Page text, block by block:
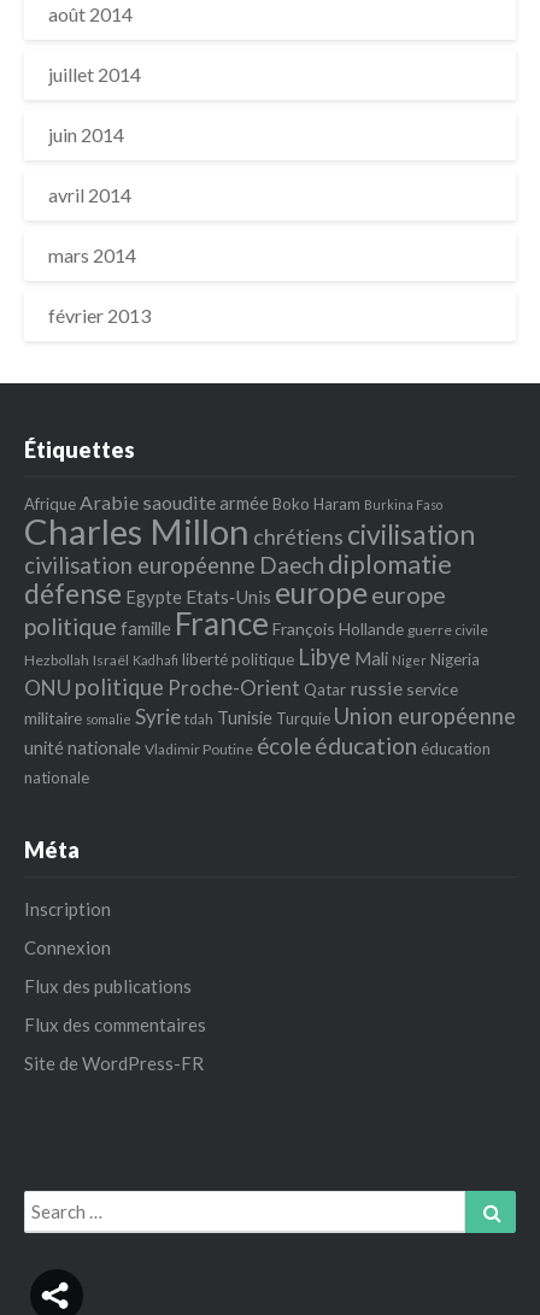
août 2014
juillet 2014
juin 2014
avril 2014
mars 2014
février 2013
Étiquettes
Afrique Arabie saoudite armée Boko Haram Burkina Faso
Charles Millon chrétiens civilisation
civilisation européenne Daech diplomatie
défense Egypte Etats‐Unis europeeurope
politique famille France François Hollande guerre civile
Hezbollah Israël Kadhafi liberté politique Libye Mali Niger Nigeria
ONU politique Proche-Orient Qatar russie service
militaire somalie Syrie tdah Tunisie Turquie Union européenne
unité nationale Vladimir Poutine écoleéducation éducation
nationale
Méta
Inscription
Connexion
Flux des publications
Flux des commentaires
Site de WordPress-FR
Search
for: